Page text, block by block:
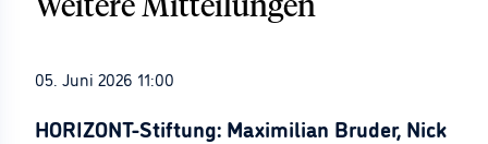
Weitere Mitteilungen
05. Juni 2026 11:00
HORIZONT-Stiftung: Maximilian Bruder, Nick